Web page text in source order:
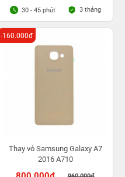
30 - 45 phút 3 tháng
Thay vỏ Samsung Galaxy A7
2016 A710
-160.000đ